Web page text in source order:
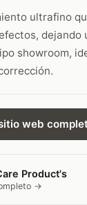
ultrafino
dejando
showroom,
web
Product's
→